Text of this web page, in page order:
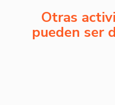
Otras
pueden ser